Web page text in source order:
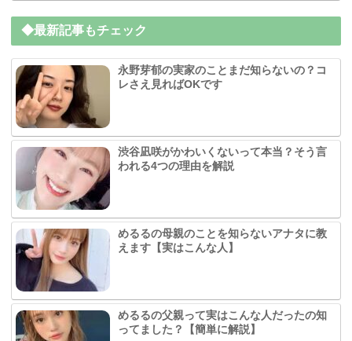
◆最新記事もチェック
永野芽郁の実家のことまだ知らないの？コ
レさえ見ればOKです
渋谷凪咲がかわいくないって本当？そう言
われる4つの理由を解説
めるるの母親のことを知らないアナタに教
えます【実はこんな人】
めるるの父親って実はこんな人だったの知
ってました？【簡単に解説】